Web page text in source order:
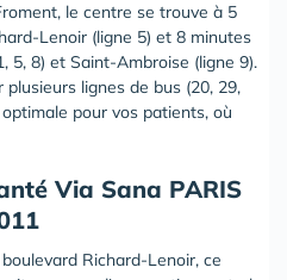
le centre se trouve à 5
Lenoir (ligne 5) et 8 minutes
5, 8) et Saint-Ambroise (ligne 9).
lignes de bus (20, 29,
pour vos patients, où
Via Sana PARIS
Richard-Lenoir, ce